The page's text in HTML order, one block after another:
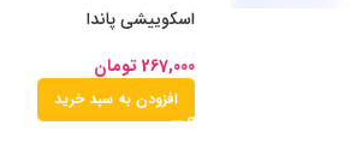
اسکوییشی پاندا
267,000 تومان
افزودن به سبد خرید